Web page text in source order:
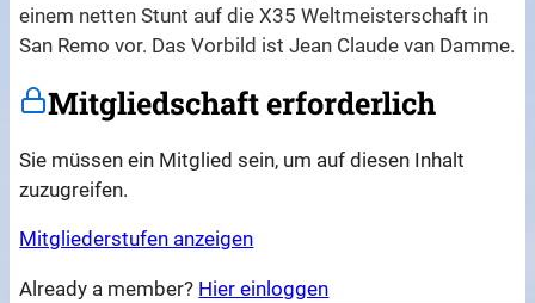
einem netten Stunt auf die X35 Weltmeisterschaft in
San Remo vor. Das Vorbild ist Jean Claude van Damme.
Mitgliedschaft erforderlich
Sie müssen ein Mitglied sein, um auf diesen Inhalt
zuzugreifen.
Mitgliederstufen anzeigen
Already a member? Hier einloggen